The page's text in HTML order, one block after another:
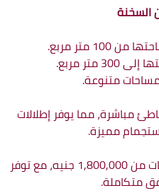
متر مربع.
متر مربع.
متنوعة.
مباشرة، مما يوفر إطلالات
مميزة.
تبدأ أسعار الشاليهات من 1,800,000 جنيه، مع توفر
متكاملة.